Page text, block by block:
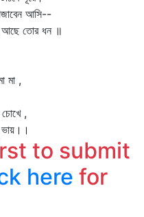
আসি--
আছে তোর ধন ॥
মা ,
,
to submit
here for